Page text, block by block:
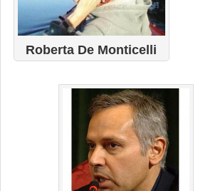
Roberta De Monticelli